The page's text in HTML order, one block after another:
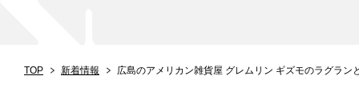
TOP 新着情報 広島のアメリカン雑貨屋 グレムリン ギズモのラグラン